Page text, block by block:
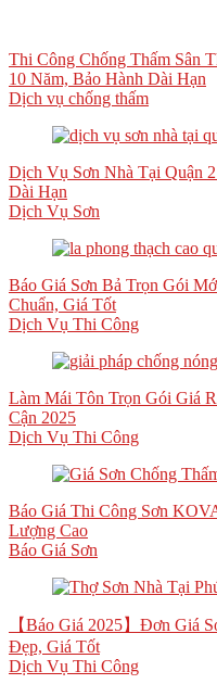
Thi Công Chống Thấm Sân
10 Năm, Bảo Hành Dài Hạn
Dịch vụ chống thấm
Dịch Vụ Sơn Nhà Tại Quận
Dài Hạn
Dịch Vụ Sơn
Báo Giá Sơn Bả Trọn Gói
Chuẩn, Giá Tốt
Dịch Vụ Thi Công
Làm Mái Tôn Trọn Gói Giá
Cận 2025
Dịch Vụ Thi Công
Báo Giá Thi Công Sơn
Lượng Cao
Báo Giá Sơn
【Báo Giá 2025】Đơn Giá
Đẹp, Giá Tốt
Dịch Vụ Thi Công